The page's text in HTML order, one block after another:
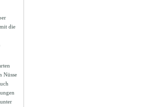
die
Nüsse